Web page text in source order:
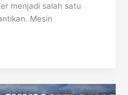
menjadi salah satu
Mesin